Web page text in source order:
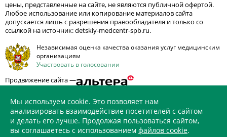
цены, представленные на сайте, не являются публичной офертой.
Любое использование или копирование материалов сайта
допускается лишь с разрешения правообладателя и только со
ссылкой на источник: detskiy-medcentr-spb.ru.
Независимая оценка качества оказания услуг медицинским
организациям
Участвовать в голосовании
Продвижение сайта —
ИМЕЮТСЯ ПРОТИВОПОКАЗАНИЯ. НЕОБХОДИМО
ПРОКОНСУЛЬТИРОВАТЬСЯ СО СПЕЦИАЛИСТОМ
Мы используем cookie. Это позволяет нам
анализировать взаимодействие посетителей с сайтом
и делать его лучше. Продолжая пользоваться сайтом,
вы соглашаетесь с использованием файлов cookie.